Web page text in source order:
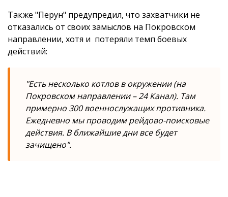
Также "Перун" предупредил, что захватчики не
отказались от своих замыслов на Покровском
направлении, хотя и потеряли темп боевых
действий:
"Есть несколько котлов в окружении (на
Покровском направлении – 24 Канал). Там
примерно 300 военнослужащих противника.
Ежедневно мы проводим рейдово-поисковые
действия. В ближайшие дни все будет
зачищено".